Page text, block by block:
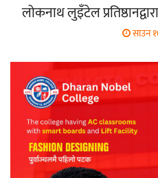
लोकनाथ लुइँटेल
साउन